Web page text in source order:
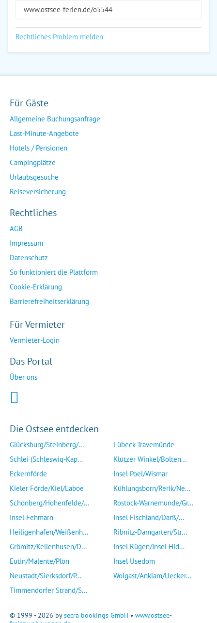
www.ostsee-ferien.de/o5544
Rechtliches Problem melden
Für Gäste
Allgemeine Buchungsanfrage
Last-Minute-Angebote
Hotels / Pensionen
Campingplätze
Urlaubsgesuche
Reiseversicherung
Rechtliches
AGB
Impressum
Datenschutz
So funktioniert die Plattform
Cookie-Erklärung
Barrierefreiheitserklärung
Für Vermieter
Vermieter-Login
Das Portal
Über uns
Die Ostsee entdecken
Glücksburg/Steinberg/...
Schlei (Schleswig-Kap...
Eckernförde
Kieler Förde/Kiel/Laboe
Schönberg/Hohenfelde/...
Insel Fehmarn
Heiligenhafen/Weißenh...
Grömitz/Kellenhusen/D...
Eutin/Malente/Plön
Neustadt/Sierksdorf/P...
Timmendorfer Strand/S...
Lübeck-Travemünde
Klützer Winkel/Bolten...
Insel Poel/Wismar
Kühlungsborn/Rerik/Ne...
Rostock-Warnemünde/Gr...
Insel Fischland/Darß/...
Ribnitz-Damgarten/Str...
Insel Rügen/Insel Hid...
Insel Usedom
Wolgast/Anklam/Uecker...
© 1999 - 2026 bysecra bookings GmbH • www.ostsee-